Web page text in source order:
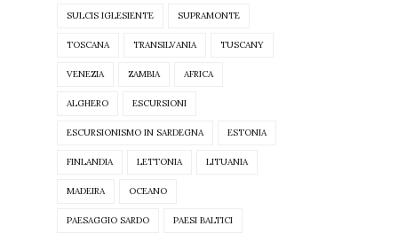
SULCIS IGLESIENTE SUPRAMONTE
TOSCANA TRANSILVANIA TUSCANY
VENEZIA ZAMBIA AFRICA
ALGHERO ESCURSIONI
ESCURSIONISMO IN SARDEGNA ESTONIA
FINLANDIA LETTONIA LITUANIA
MADEIRA OCEANO
PAESAGGIO SARDO PAESI BALTICI